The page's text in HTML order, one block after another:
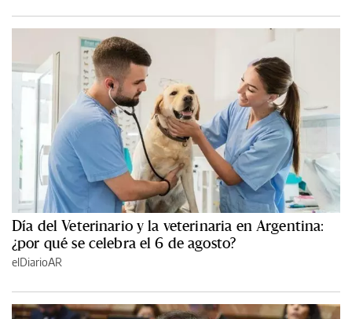
Día del Veterinario y la veterinaria en Argentina:
¿por qué se celebra el 6 de agosto?
elDiarioAR